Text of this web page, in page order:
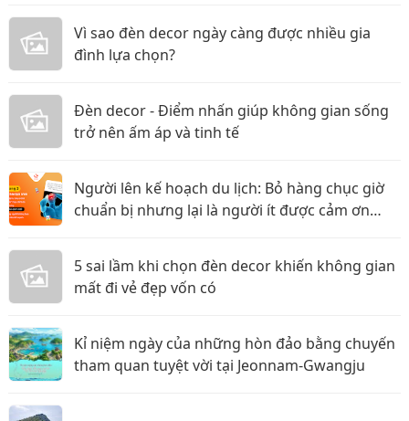
Vì sao đèn decor ngày càng được nhiều gia
đình lựa chọn?
Đèn decor - Điểm nhấn giúp không gian sống
trở nên ấm áp và tinh tế
Người lên kế hoạch du lịch: Bỏ hàng chục giờ
chuẩn bị nhưng lại là người ít được cảm ơn
5 sai lầm khi chọn đèn decor khiến không gian
mất đi vẻ đẹp vốn có
Kỉ niệm ngày của những hòn đảo bằng chuyến
tham quan tuyệt vời tại Jeonnam-Gwangju